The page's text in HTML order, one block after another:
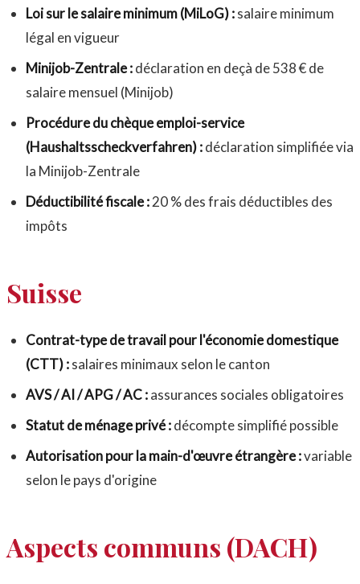
Loi sur le salaire minimum (MiLoG) :salaire minimum
légal en vigueur
Minijob-Zentrale :déclaration en deçà de 538 € de
salaire mensuel (Minijob)
Procédure du chèque emploi-service
(Haushaltsscheckverfahren) :déclaration simplifiée via
la Minijob-Zentrale
Déductibilité fiscale :20 % des frais déductibles des
impôts
Suisse
Contrat-type de travail pour l'économie domestique
(CTT) :salaires minimaux selon le canton
AVS / AI / APG / AC :assurances sociales obligatoires
Statut de ménage privé :décompte simplifié possible
Autorisation pour la main-d'œuvre étrangère :variable
selon le pays d'origine
Aspects communs (DACH)